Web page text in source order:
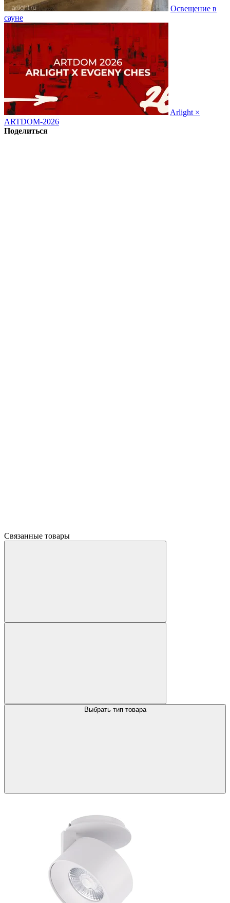
Освещение в
сауне
Arlight ×
ARTDOM-2026
Поделиться
Связанные товары
Выбрать тип товара